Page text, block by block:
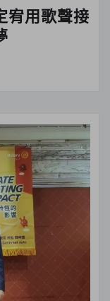
宥用歌聲接